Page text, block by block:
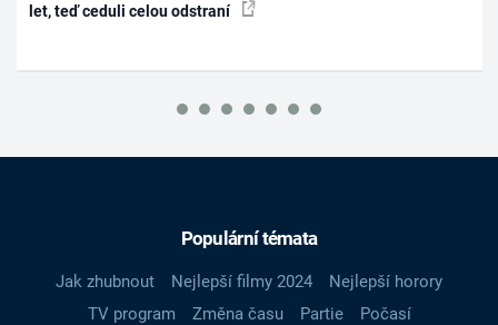
let, teď ceduli celou odstraní
Populární témata
Jak zhubnout Nejlepší filmy 2024
Nejlepší horory
TV program
Změna času Partie
Počasí